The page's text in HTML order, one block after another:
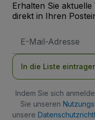
Erhalten Sie
direkt in Ihren
Mail-
In die Liste
Indem Sie sich
Sie unseren
unsere